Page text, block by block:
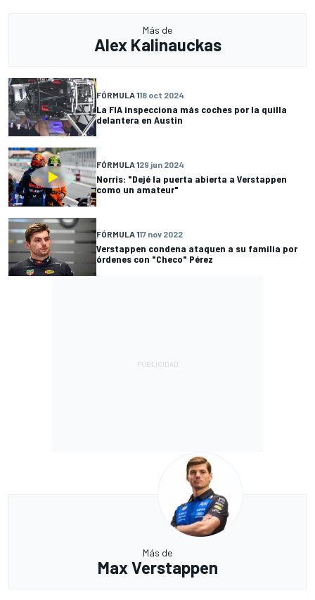
Más de
Alex Kalinauckas
FÓRMULA 118 oct 2024
La FIA inspecciona más coches por la quilla
delantera en Austin
FÓRMULA 129 jun 2024
Norris: "Dejé la puerta abierta a Verstappen
como un amateur"
FÓRMULA 117 nov 2022
Verstappen condena ataquen a su familia por
órdenes con "Checo" Pérez
Más de
Max Verstappen